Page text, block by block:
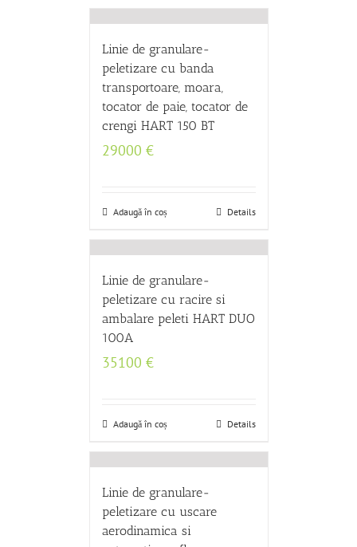
Linie de granulare-
peletizare cu banda
transportoare, moara,
tocator de paie, tocator de
crengi HART 150 BT
29000 €
Adaugă în coș Details
Linie de granulare-
peletizare cu racire si
ambalare peleti HART DUO
100A
35100 €
Adaugă în coș Details
Linie de granulare-
peletizare cu uscare
aerodinamica si